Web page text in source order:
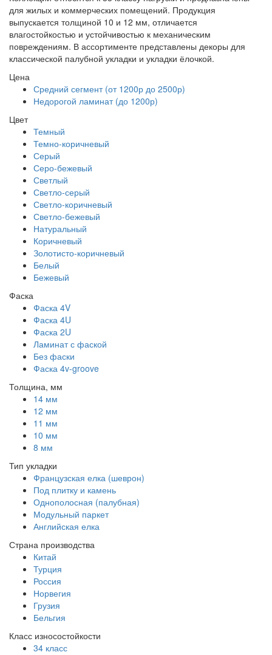
для жилых и коммерческих помещений. Продукция
выпускается толщиной 10 и 12 мм, отличается
влагостойкостью и устойчивостью к механическим
повреждениям. В ассортименте представлены декоры для
классической палубной укладки и укладки ёлочкой.
Цена
Средний сегмент (от 1200р до 2500р)
Недорогой ламинат (до 1200р)
Цвет
Темный
Темно-коричневый
Серый
Серо-бежевый
Светлый
Светло-серый
Светло-коричневый
Светло-бежевый
Натуральный
Коричневый
Золотисто-коричневый
Белый
Бежевый
Фаска
Фаска 4V
Фаска 4U
Фаска 2U
Ламинат с фаской
Без фаски
Фаска 4v-groove
Толщина, мм
14 мм
12 мм
11 мм
10 мм
8 мм
Тип укладки
Французская елка (шеврон)
Под плитку и камень
Однополосная (палубная)
Модульный паркет
Английская елка
Страна производства
Китай
Турция
Россия
Норвегия
Грузия
Бельгия
Класс износостойкости
34 класс